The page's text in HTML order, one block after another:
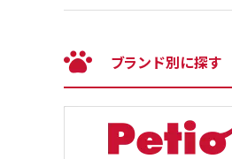
ブランド別に探す